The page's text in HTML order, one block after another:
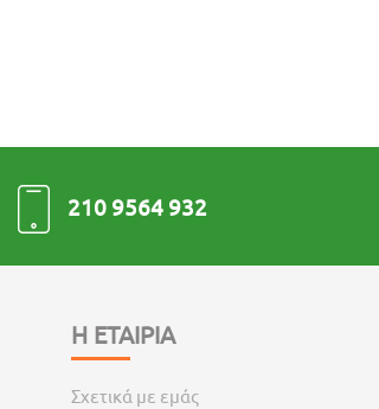
210 9564 932
Η ΕΤΑΙΡΙΑ
Σχετικά με εμάς